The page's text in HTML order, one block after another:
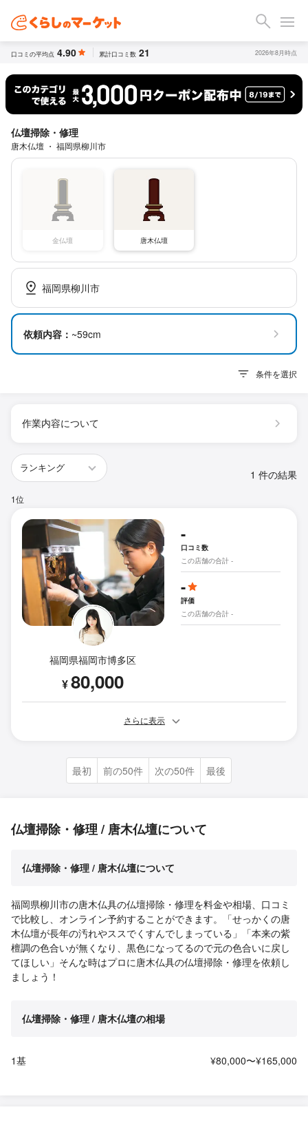
口コミの平均点 4.90 累計口コミ数 21 2026年8月時点
仏壇掃除・修理
唐木仏壇 ・ 福岡県柳川市
金仏壇 唐木仏壇
福岡県柳川市
依頼内容： ~59cm
条件を選択
作業内容について
1 件の結果
1位
福岡県福岡市博多区
¥80,000
-
口コミ数
この店舗の合計 -
-
評価
この店舗の合計 -
さらに表示
最初 前の50件 次の50件 最後
仏壇掃除・修理 / 唐木仏壇について
仏壇掃除・修理 / 唐木仏壇について
福岡県柳川市の唐木仏具の仏壇掃除・修理を料金や相場、口コミ
で比較し、オンライン予約することができます。「せっかくの唐
木仏壇が長年の汚れやススでくすんでしまっている」「本来の紫
檀調の色合いが無くなり、黒色になってるので元の色合いに戻し
てほしい」そんな時はプロに唐木仏具の仏壇掃除・修理を依頼し
ましょう！
仏壇掃除・修理 / 唐木仏壇の相場
1基 ¥80,000〜¥165,000